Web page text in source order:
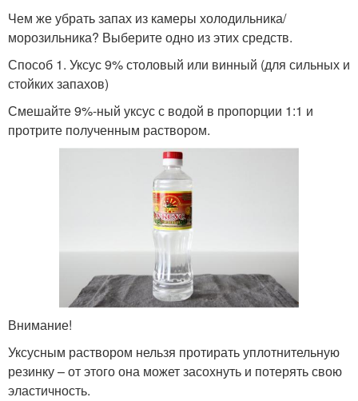
Чем же убрать запах из камеры холодильника/
морозильника? Выберите одно из этих средств.
Способ 1. Уксус 9% столовый или винный (для сильных и
стойких запахов)
Смешайте 9%-ный уксус с водой в пропорции 1:1 и
протрите полученным раствором.
Внимание!
Уксусным раствором нельзя протирать уплотнительную
резинку – от этого она может засохнуть и потерять свою
эластичность.